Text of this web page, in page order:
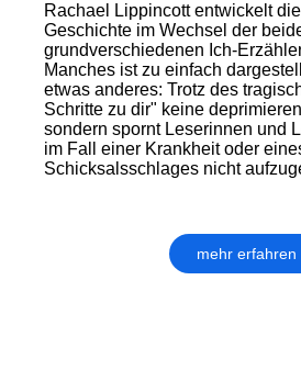
Rachael Lippincott entwickelt
Geschichte im Wechsel der
grundverschiedenen Ich-
Manches ist zu einfach
etwas anderes: Trotz des
Schritte zu dir" keine
sondern spornt Leserinnen und
im Fall einer Krankheit oder
Schicksalsschlages nicht
mehr erfahren